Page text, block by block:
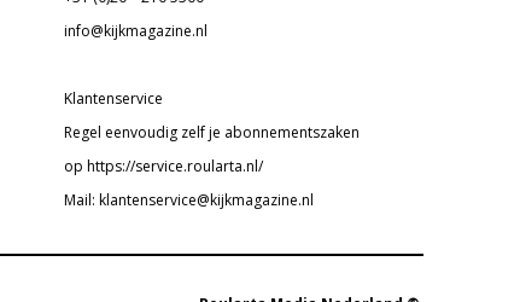
info@kijkmagazine.nl
Klantenservice
Regel eenvoudig zelf je abonnementszaken
op https://service.roularta.nl/
Mail: klantenservice@kijkmagazine.nl